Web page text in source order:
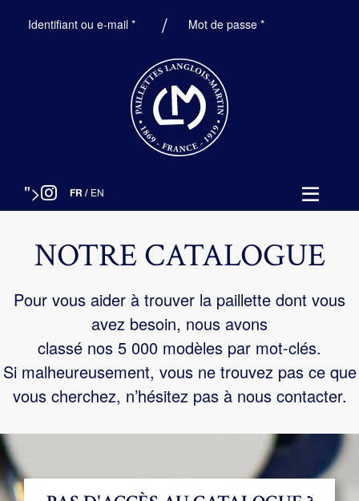
Identifiant ou e-mail *ObligatoireMot de passe*Obligatoire
"> FR / EN
NOTRE CATALOGUE
Pour vous aider à trouver la paillette dont vous
avez besoin, nous avons
classé nos 5 000 modèles par mot-clés.
Si malheureusement, vous ne trouvez pas ce que
vous cherchez, n’hésitez pas à nous contacter.